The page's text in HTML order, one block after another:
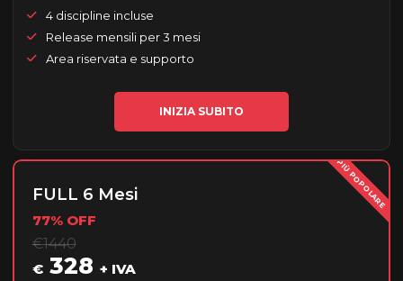
4 discipline incluse
Release mensili per 3 mesi
Area riservata e supporto
INIZIA SUBITO
PIÙ POPOLARE
FULL 6 Mesi
77% OFF
€1440
€328 + IVA